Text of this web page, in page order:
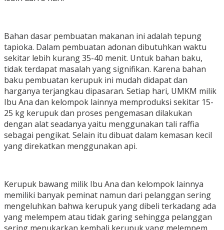
Bahan dasar pembuatan makanan ini adalah tepung
tapioka. Dalam pembuatan adonan dibutuhkan waktu
sekitar lebih kurang 35-40 menit. Untuk bahan baku,
tidak terdapat masalah yang signifikan. Karena bahan
baku pembuatan kerupuk ini mudah didapat dan
harganya terjangkau dipasaran. Setiap hari, UMKM milik
Ibu Ana dan kelompok lainnya memproduksi sekitar 15-
25 kg kerupuk dan proses pengemasan dilakukan
dengan alat seadanya yaitu menggunakan tali raffia
sebagai pengikat. Selain itu dibuat dalam kemasan kecil
yang direkatkan menggunakan api.
Kerupuk bawang milik Ibu Ana dan kelompok lainnya
memiliki banyak peminat namun dari pelanggan sering
mengeluhkan bahwa kerupuk yang dibeli terkadang ada
yang melempem atau tidak garing sehingga pelanggan